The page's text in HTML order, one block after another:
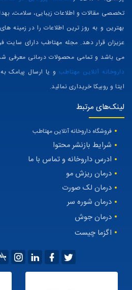
با نظارت دکتر رویا میرنظامی،
پزشکی: د-3247 (
مشاهده پروفایل در
تخصصی مقالات و اطلاعات زیبایی، سلامت،
بهترین و به روز ترین اطلاعات را در زمینه
عزیزان قرار دهد. مجله مهتاطب دارای سایت
داروخانه آنلاین مهتاطب
ایتا و روبیکا خریداری نمائید.
لینک‌های مرتبط
فروشگاه داروخانه آنلاین مهتاطب
شرایط بازنشر محتوا
ادرس داروخانه و تماس با ما
درمان ریزش مو
درمان لک صورت
اگزما چیست